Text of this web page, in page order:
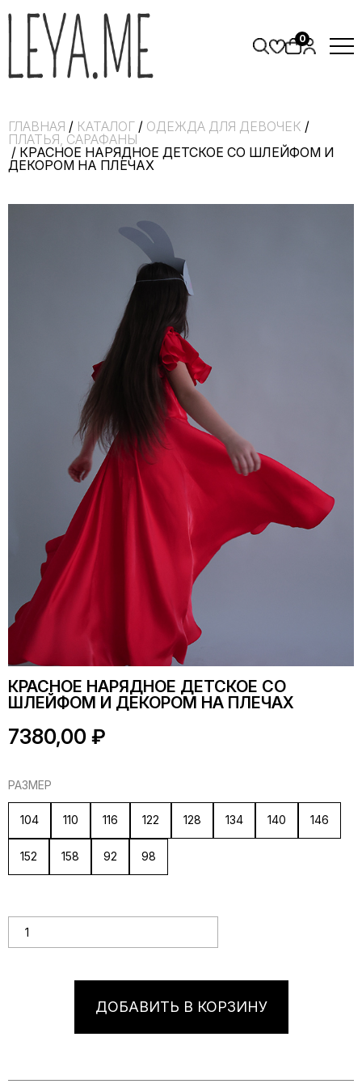
0
ГЛАВНАЯ / КАТАЛОГ / ОДЕЖДА ДЛЯ ДЕВОЧЕК /
ПЛАТЬЯ, САРАФАНЫ
/ КРАСНОЕ НАРЯДНОЕ ДЕТСКОЕ СО ШЛЕЙФОМ И
ДЕКОРОМ НА ПЛЕЧАХ
КРАСНОЕ НАРЯДНОЕ ДЕТСКОЕ СО
ШЛЕЙФОМ И ДЕКОРОМ НА ПЛЕЧАХ
7380,00 ₽
РАЗМЕР
104 110 116 122 128 134 140 146
152 158 92 98
ДОБАВИТЬ В КОРЗИНУ